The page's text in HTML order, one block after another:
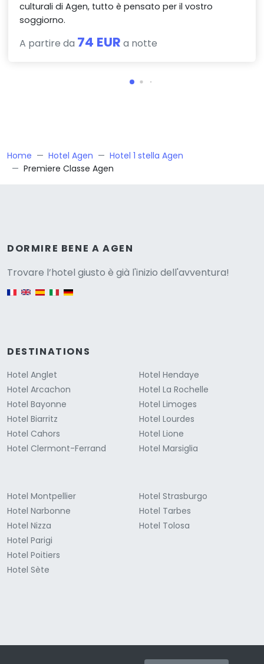
culturali di Agen, tutto è pensato per il vostro
soggiorno.
A partire da 74 EUR a notte
Home Hotel Agen
Hotel 1 stella Agen
Premiere Classe Agen
DORMIRE BENE A AGEN
Trovare l’hotel giusto è già l'inizio dell'avventura!
English version
DESTINATIONS
Hotel Anglet
Hotel Arcachon
Hotel Bayonne
Hotel Biarritz
Hotel Cahors
Hotel Clermont-Ferrand
Hotel Hendaye
Hotel La Rochelle
Hotel Limoges
Hotel Lourdes
Hotel Lione
Hotel Marsiglia
Hotel Montpellier
Hotel Narbonne
Hotel Nizza
Hotel Parigi
Hotel Poitiers
Hotel Sète
Hotel Strasburgo
Hotel Tarbes
Hotel Tolosa